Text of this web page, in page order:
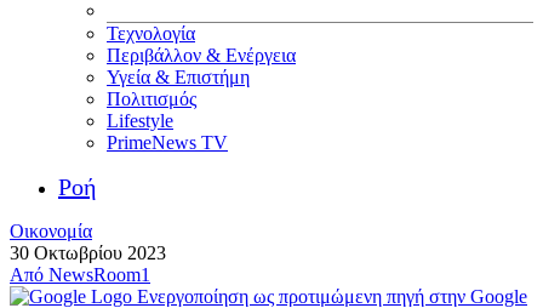
Τεχνολογία
Περιβάλλον & Ενέργεια
Υγεία & Επιστήμη
Πολιτισμός
Lifestyle
PrimeNews TV
Ροή
Οικονομία
30 Οκτωβρίου 2023
Από NewsRoom1
Ενεργοποίηση ως προτιμώμενη πηγή στην Google